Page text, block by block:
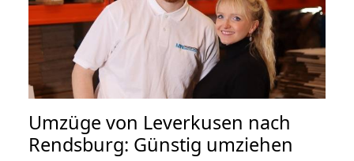
Umzüge von Leverkusen nach
Rendsburg: Günstig umziehen